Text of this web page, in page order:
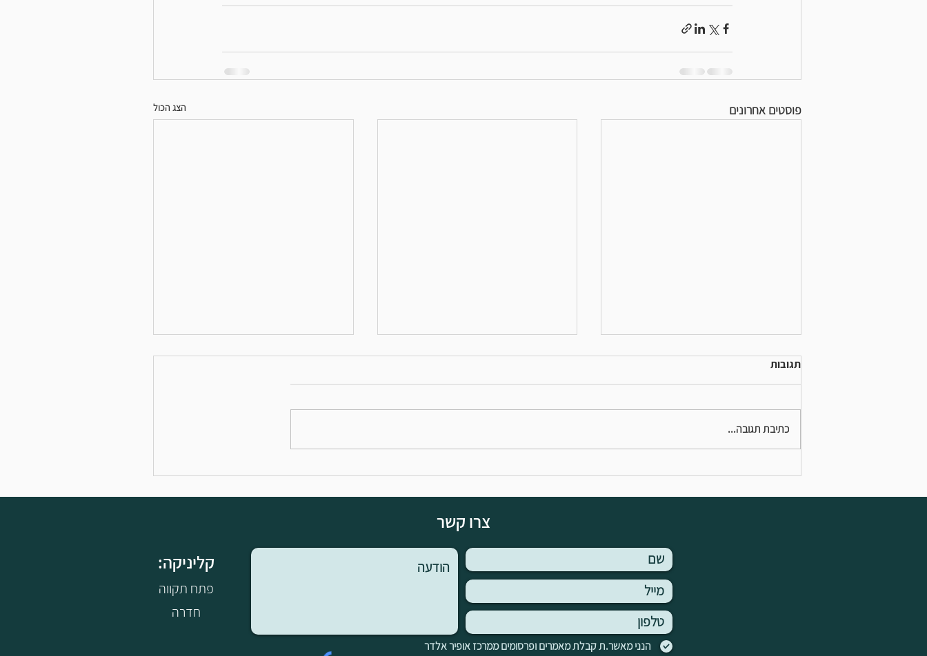
פוסטים אחרונים הצג הכול
תגובות
כתיבת תגובה...
צרו קשר
:קליניקה
פתח תקווה
חדרה
הנני מאשר.ת קבלת מאמרים ופרסומים ממרכז אופיר אלדר